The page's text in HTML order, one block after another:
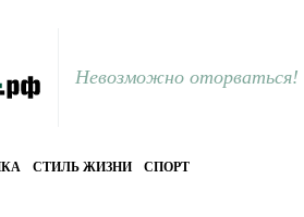
Невозможно оторваться!
СТИЛЬ ЖИЗНИ СПОРТ